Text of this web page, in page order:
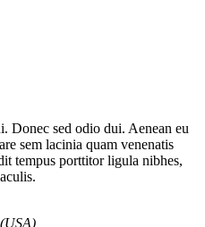
Donec sed odio dui. Aenean eu
sem lacinia quam venenatis
tempus porttitor ligula nibhes,